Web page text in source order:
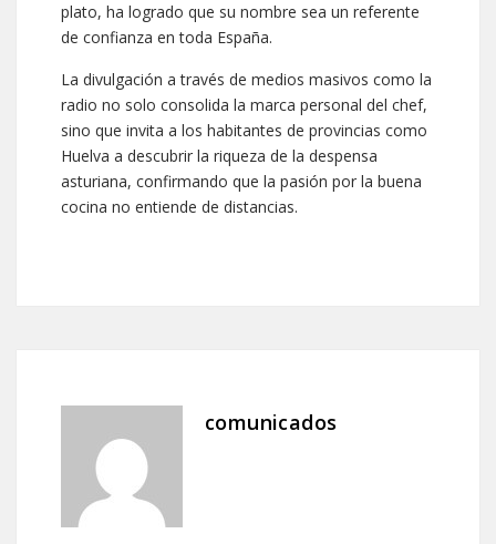
plato, ha logrado que su nombre sea un referente
de confianza en toda España.
La divulgación a través de medios masivos como la
radio no solo consolida la marca personal del chef,
sino que invita a los habitantes de provincias como
Huelva a descubrir la riqueza de la despensa
asturiana, confirmando que la pasión por la buena
cocina no entiende de distancias.
comunicados